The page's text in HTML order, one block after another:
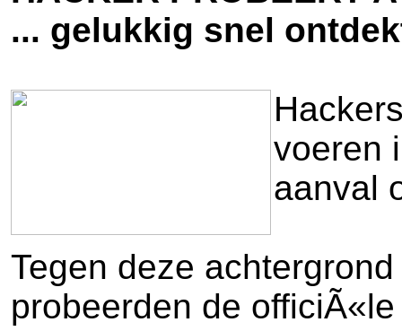
... gelukkig snel
voeren
aanval
Tegen deze
probeerden de